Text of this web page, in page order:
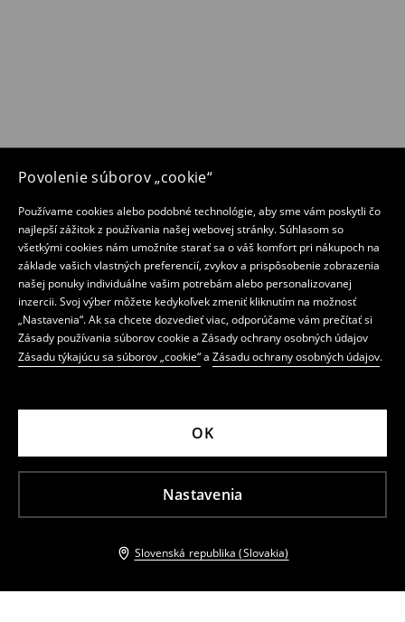
Povolenie súborov „cookie“
Používame cookies alebo podobné technológie, aby sme vám poskytli čo
najlepší zážitok z používania našej webovej stránky. Súhlasom so
všetkými cookies nám umožníte starať sa o váš komfort pri nákupoch na
základe vašich vlastných preferencií, zvykov a prispôsobenie zobrazenia
našej ponuky individuálne vašim potrebám alebo personalizovanej
inzercii. Svoj výber môžete kedykoľvek zmeniť kliknutím na možnosť
„Nastavenia“. Ak sa chcete dozvedieť viac, odporúčame vám prečítať si
Zásady používania súborov cookie a Zásady ochrany osobných údajov
Zásadu týkajúcu sa súborov „cookie“a Zásadu ochrany osobných údajov.
Nastavenia
OK
Slovenská republika (Slovakia)